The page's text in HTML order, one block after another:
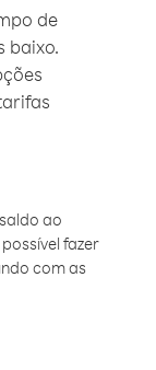
de
baixo.
ao
fazer
com as